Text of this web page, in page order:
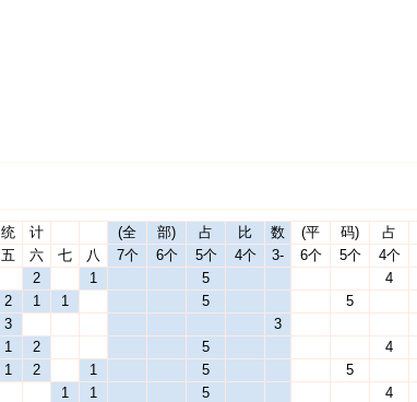
统 计 (全 部) 占 比 数 (平 码) 占
五 六 七 八 7个 6个 5个 4个 3- 6个 5个 4个
2 1 5 4
2 1 1 5 5
3 3
1 2 5 4
1 2 1 5 5
1 1 5 4